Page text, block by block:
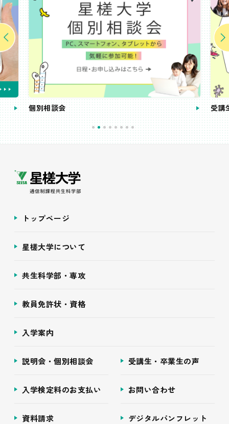
個別相談会 受講
トップページ
星槎大学について
共生科学部・専攻
教員免許状・資格
入学案内
説明会・個別相談会 受講生・卒業生の声
入学検定料のお支払い お問い合わせ
資料請求 デジタルパンフレット